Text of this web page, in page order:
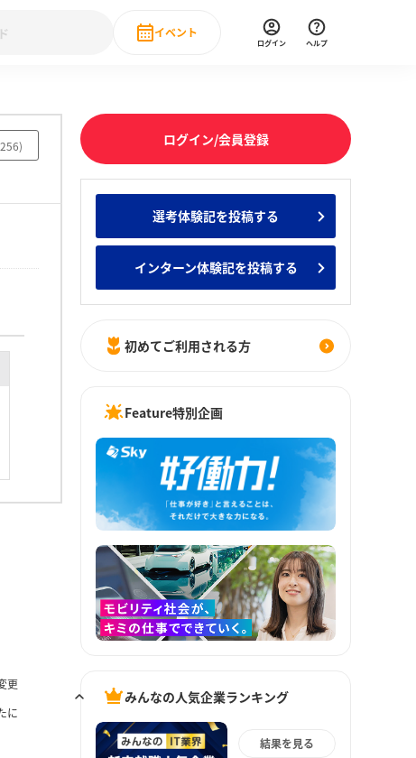
の新卒就職人気企業ランキング みんなのインターン人気企業ランキ
IT・DX現場社員インタビュー
イベント
直近のイベント一覧
ログイン ヘルプ
)
更
に
ログイン/会員登録
選考体験記を投稿する
インターン体験記を投稿する
初めてご利用される方
Feature特別企画
みんなの人気企業ランキング
結果を見る